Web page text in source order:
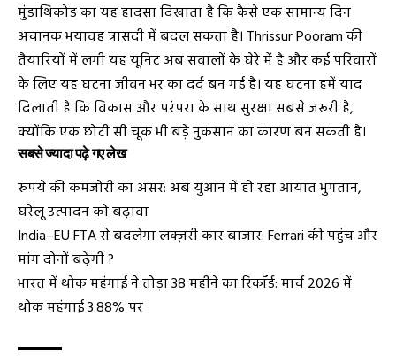
मुंडाथिकोड का यह हादसा दिखाता है कि कैसे एक सामान्य दिन
अचानक भयावह त्रासदी में बदल सकता है। Thrissur Pooram की
तैयारियों में लगी यह यूनिट अब सवालों के घेरे में है और कई परिवारों
के लिए यह घटना जीवन भर का दर्द बन गई है। यह घटना हमें याद
दिलाती है कि विकास और परंपरा के साथ सुरक्षा सबसे जरूरी है,
क्योंकि एक छोटी सी चूक भी बड़े नुकसान का कारण बन सकती है।
सबसे ज्यादा पढ़े गए लेख
रुपये की कमजोरी का असर: अब युआन में हो रहा आयात भुगतान,
घरेलू उत्पादन को बढ़ावा
India–EU FTA से बदलेगा लक्ज़री कार बाजार: Ferrari की पहुंच और
मांग दोनों बढ़ेंगी ?
भारत में थोक महंगाई ने तोड़ा 38 महीने का रिकॉर्ड: मार्च 2026 में
थोक महंगाई 3.88% पर